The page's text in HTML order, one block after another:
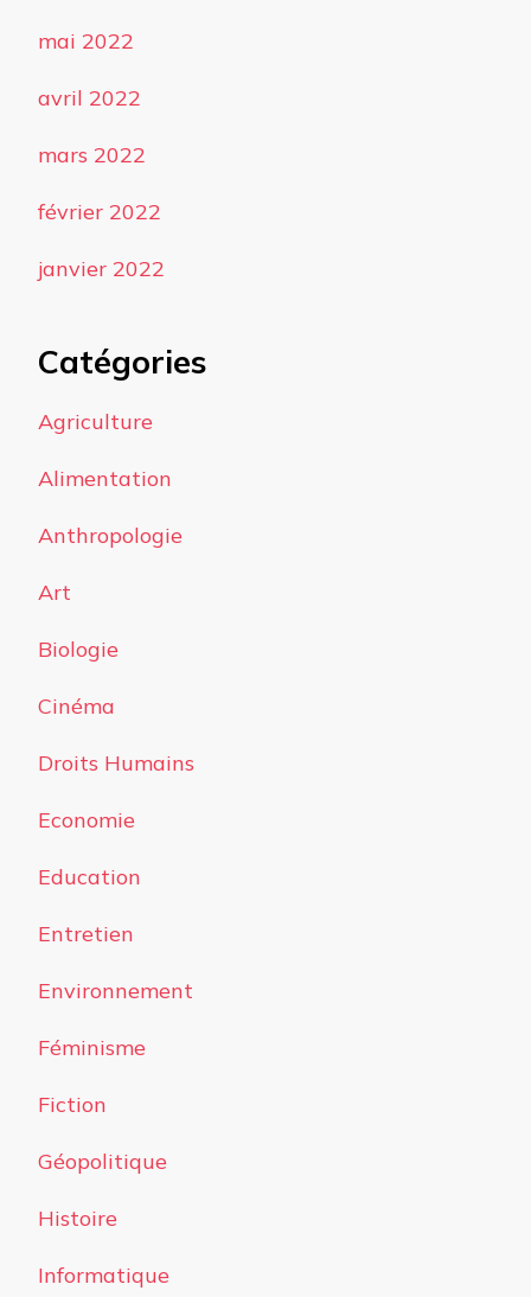
mai 2022
avril 2022
mars 2022
février 2022
janvier 2022
Catégories
Agriculture
Alimentation
Anthropologie
Art
Biologie
Cinéma
Droits Humains
Economie
Education
Entretien
Environnement
Féminisme
Fiction
Géopolitique
Histoire
Informatique